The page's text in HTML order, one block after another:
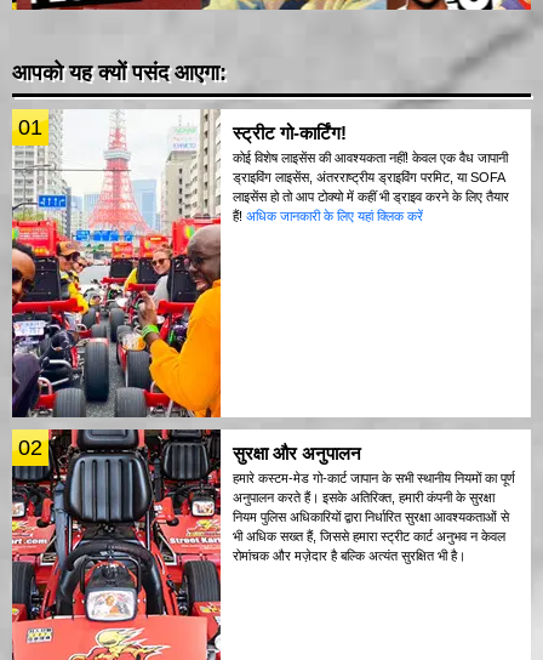
आपको यह क्यों पसंद आएगा:
01 स्ट्रीट गो-कार्टिंग!
कोई विशेष लाइसेंस की आवश्यकता नहीं! केवल एक वैध जापानी
ड्राइविंग लाइसेंस, अंतरराष्ट्रीय ड्राइविंग परमिट, या SOFA
लाइसेंस हो तो आप टोक्यो में कहीं भी ड्राइव करने के लिए तैयार
हैं! अधिक जानकारी के लिए यहां क्लिक करें
02 सुरक्षा और अनुपालन
हमारे कस्टम-मेड गो-कार्ट जापान के सभी स्थानीय नियमों का पूर्ण
अनुपालन करते हैं। इसके अतिरिक्त, हमारी कंपनी के सुरक्षा
नियम पुलिस अधिकारियों द्वारा निर्धारित सुरक्षा आवश्यकताओं से
भी अधिक सख्त हैं, जिससे हमारा स्ट्रीट कार्ट अनुभव न केवल
रोमांचक और मज़ेदार है बल्कि अत्यंत सुरक्षित भी है।